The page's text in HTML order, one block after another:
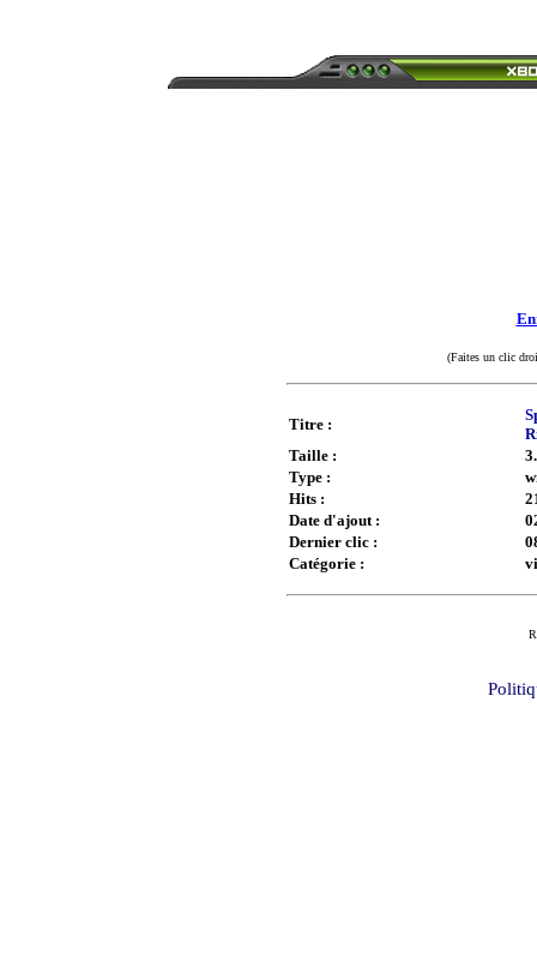
(Faites un clic
Titre :
Taille :
Type :
Hits :
Date d'ajout :
Dernier clic :
Catégorie :